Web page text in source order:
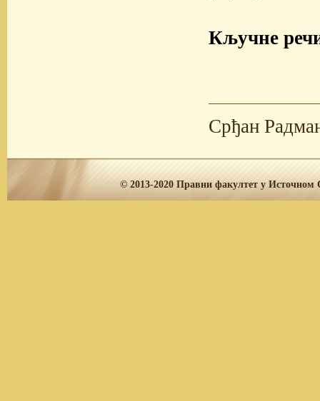
Кључне
Срђан
© 2013-2020 Правни факултет у Источном